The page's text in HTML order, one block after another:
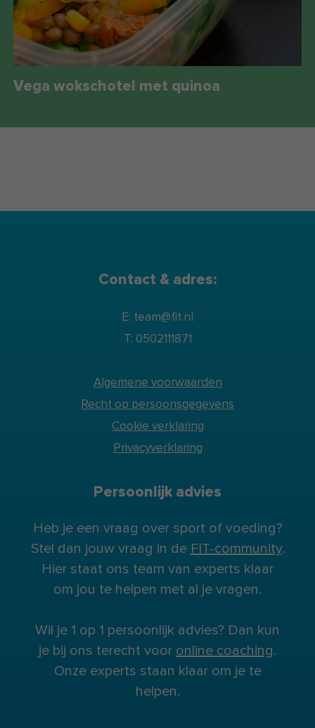
Vega wokschotel met quinoa
Contact & adres:
E: team@fit.nl
T: 0502111871
Algemene voorwaarden
Recht op persoonsgegevens
Cookie verklaring
Privacyverklaring
Persoonlijk advies
Heb je een vraag over sport of voeding?
Stel dan jouw vraag in de FIT-community.
Hier staat ons team van experts klaar
om jou te helpen met al je vragen.
Wil je 1 op 1 persoonlijk advies? Dan kun
je bij ons terecht voor online coaching.
Onze experts staan klaar om je te
helpen.